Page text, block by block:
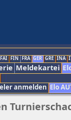
FAI FIN FRA GER GRE INA
Meldekartei
anmelden Elo